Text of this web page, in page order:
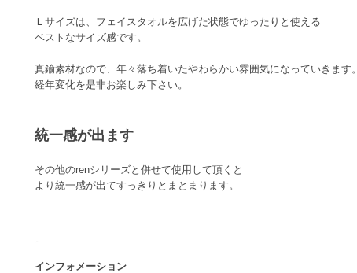
Ｌサイズは、フェイスタオルを広げた状態でゆったりと使える
ベストなサイズ感です。
真鍮素材なので、年々落ち着いたやわらかい雰囲気になっていきます。
経年変化を是非お楽しみ下さい。
統一感が出ます
その他のrenシリーズと併せて使用して頂くと
より統一感が出てすっきりとまとまります。
インフォメーション